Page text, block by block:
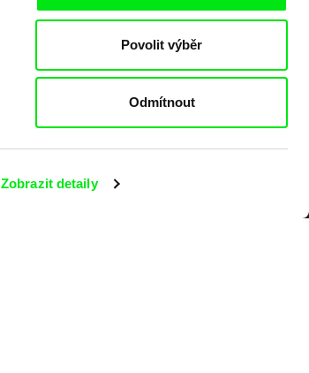
Zobrazit detaily
Povolit výběr
Odmítnout